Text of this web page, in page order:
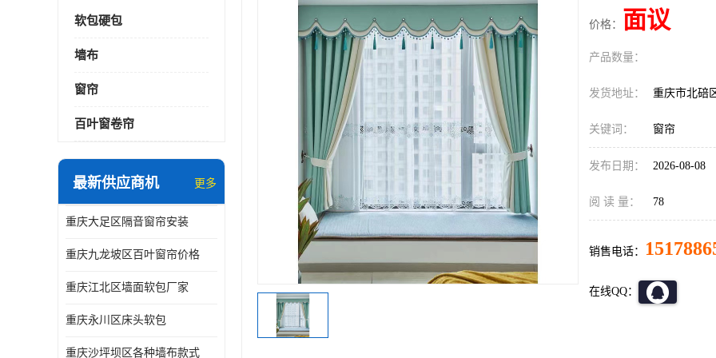
软包硬包
墙布
窗帘
百叶窗卷帘
最新供应商机 更多
重庆大足区隔音窗帘安装
重庆九龙坡区百叶窗帘价格
重庆江北区墙面软包厂家
重庆永川区床头软包
重庆沙坪坝区各种墙布款式
价格： 面议
产品数量：
发货地址： 重庆市北碚
关键词： 窗帘
发布日期： 2026-08-08
阅 读 量： 78
销售电话：
在线QQ：